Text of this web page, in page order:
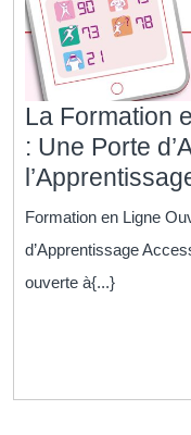
La Formation
: Une Porte
Formation en Ligne
d’Apprentissage
ouverte à{...}